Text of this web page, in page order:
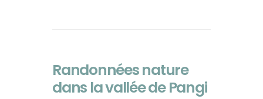
Randonnées nature
dans la vallée de Pangi